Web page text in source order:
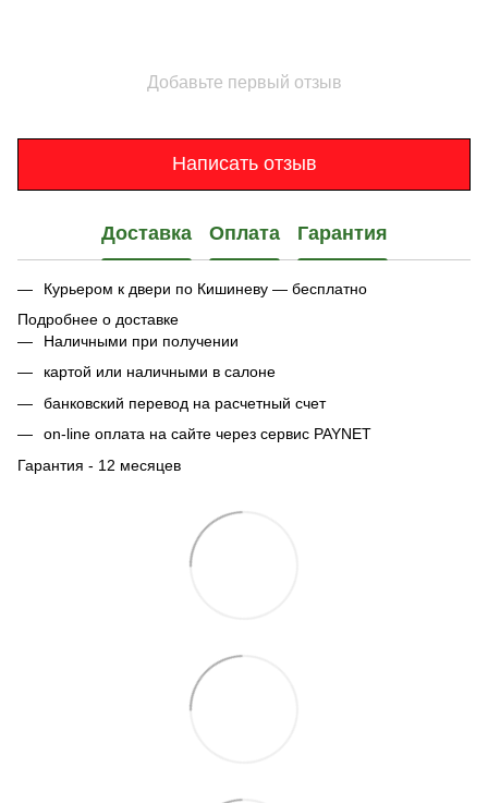
Добавьте первый отзыв
Написать отзыв
Доставка Оплата Гарантия
Курьером к двери по Кишиневу — бесплатно
Подробнее о доставке
Наличными при получении
картой или наличными в салоне
банковский перевод на расчетный счет
on-line оплата на сайте через сервис PAYNET
Гарантия - 12 месяцев